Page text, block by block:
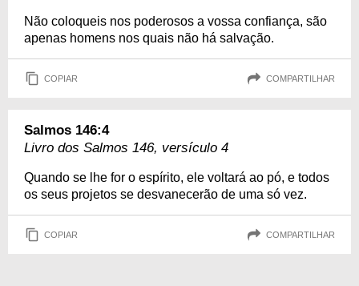
Não coloqueis nos poderosos a vossa confiança, são
apenas homens nos quais não há salvação.
COPIAR COMPARTILHAR
Salmos 146:4
Livro dos Salmos 146, versículo 4
Quando se lhe for o espírito, ele voltará ao pó, e todos
os seus projetos se desvanecerão de uma só vez.
COPIAR COMPARTILHAR